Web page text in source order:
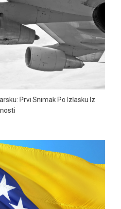
Prvi Snimak Po Izlasku Iz